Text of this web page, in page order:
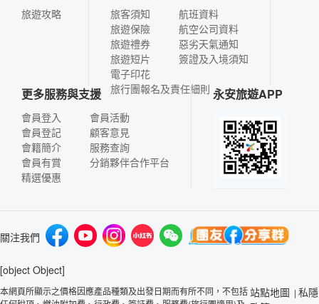
旅遊攻略
旅客須知
旅遊保險
旅遊禮券
旅遊短片
電子印花
航班資料
航空公司資料
惡劣天氣通知
簽證及入境須知
旅行團報名及責任細則
更多服務與支援
會員登入
會員登記
會籍簡介
會員有賞
精選優惠
會員活動
顧客意見
服務查詢
分銷夥伴合作平台
永安旅遊APP
關注我們
[object Object]
本網頁所顯示之價格因應產品種類及出發日期而有所不同，不包括站點地圖 | 私隱